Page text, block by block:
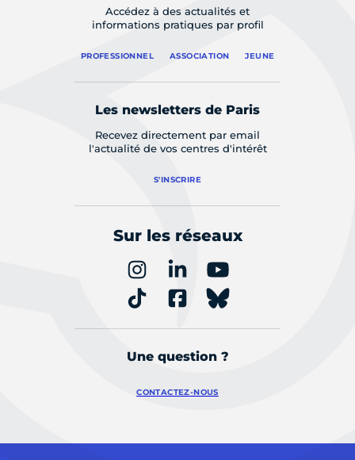
Accédez à des actualités et
informations pratiques par profil
PROFESSIONNEL ASSOCIATION JEUNE
Les newsletters de Paris
Recevez directement par email
l'actualité de vos centres d'intérêt
S'INSCRIRE
Sur les réseaux
Une question ?
CONTACTEZ-NOUS